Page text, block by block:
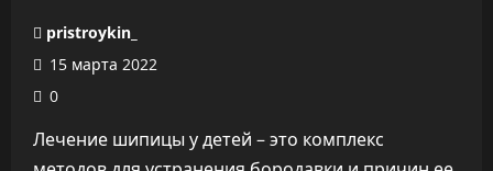
pristroykin_
15 марта 2022
0
Лечение шипицы у детей – это комплекс